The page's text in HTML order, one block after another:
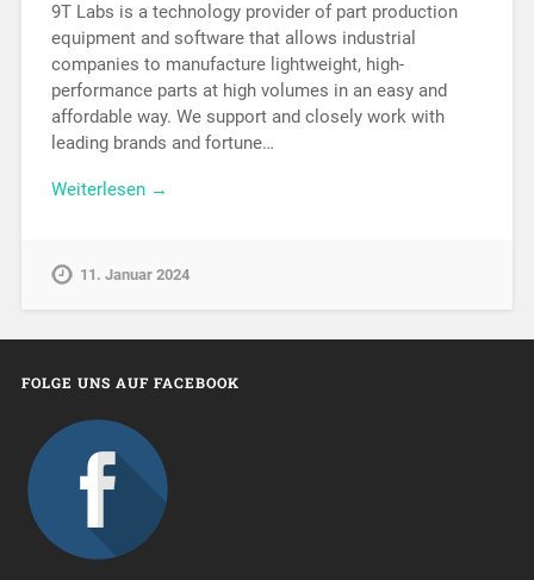
9T Labs is a technology provider of part production
equipment and software that allows industrial
companies to manufacture lightweight, high-
performance parts at high volumes in an easy and
affordable way. We support and closely work with
leading brands and fortune…
Weiterlesen →
11. Januar 2024
FOLGE UNS AUF FACEBOOK